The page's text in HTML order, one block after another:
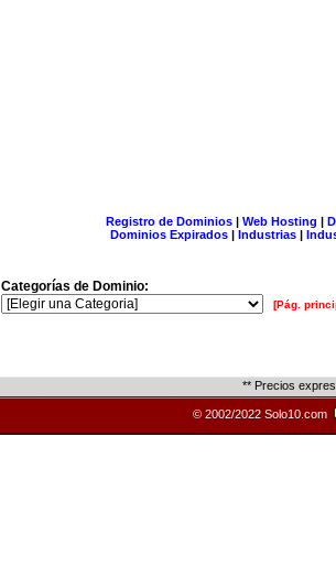
Registro de Dominios| Web Hosting |
Dominios Expirados | Industrias |
Categorías de Dominio:
[Pág.
** Precios
© 2002/2022 Solo10.com